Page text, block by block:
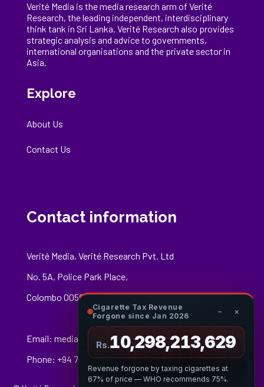
Verité Media is the media research arm of Verité
Research, theleading independent, interdisciplinary
think tank in Sri Lanka. Verité Research also provides
strategic analysis and advice to governments,
international organisations and the private sector in
Asia.
Explore
About Us
Contact Us
Contact information
Verité Media, Verité Research Pvt. Ltd
No. 5A, Police Park Place,
Colombo 00500
Email: media@veriteresearch.org
Phone: +94 76 148 8544
Cigarette Tax Revenue
Forgone since Jan 2026
− ×
Rs.10,298,213,849
Revenue forgone by taxing cigarettes at
67% of price — WHO recommends 75%.